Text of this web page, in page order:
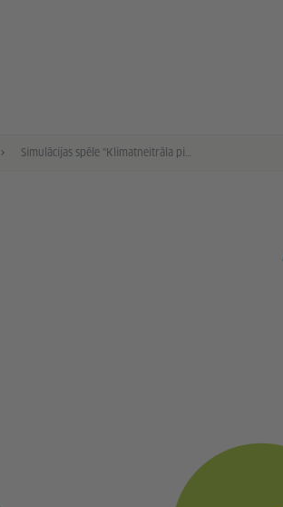
Simulācijas spēle "Klimatneitrāla pilsēta"